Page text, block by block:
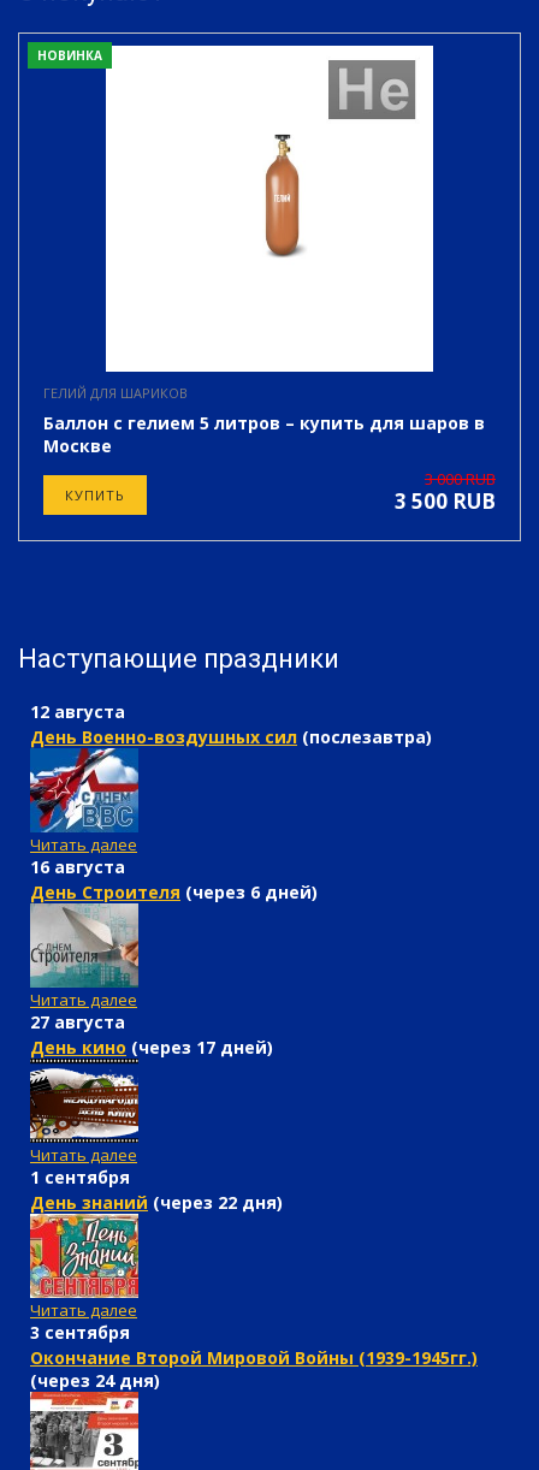
НОВИНКА
ГЕЛИЙ ДЛЯ ШАРИКОВ
Баллон с гелием 5 литров – купить для шаров в
Москве
КУПИТЬ
3 000 RUB
3 500 RUB
Наступающие праздники
12 августа
День Военно-воздушных сил (послезавтра)
Читать далее
16 августа
День Строителя (через 6 дней)
Читать далее
27 августа
День кино (через 17 дней)
Читать далее
1 сентября
День знаний (через 22 дня)
Читать далее
3 сентября
Окончание Второй Мировой Войны (1939-1945гг.)
(через 24 дня)